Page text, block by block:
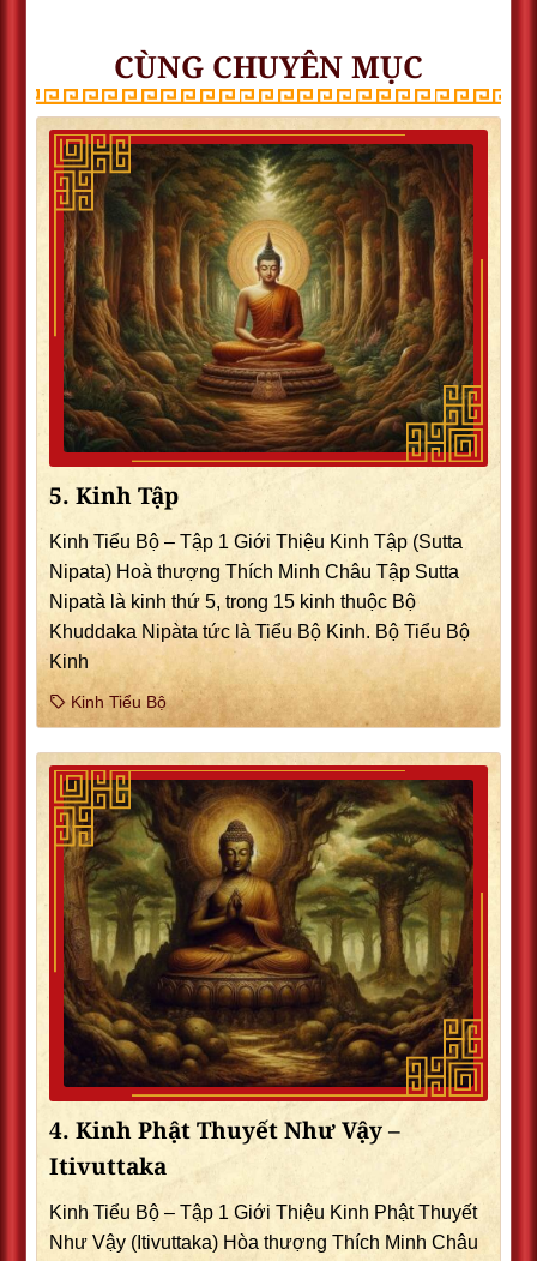
CÙNG CHUYÊN MỤC
5. Kinh Tập
Kinh Tiểu Bộ – Tập 1 Giới Thiệu Kinh Tập (Sutta
Nipata) Hoà thượng Thích Minh Châu Tập Sutta
Nipatà là kinh thứ 5, trong 15 kinh thuộc Bộ
Khuddaka Nipàta tức là Tiểu Bộ Kinh. Bộ Tiểu Bộ
Kinh
Kinh Tiểu Bộ
4. Kinh Phật Thuyết Như Vậy –
Itivuttaka
Kinh Tiểu Bộ – Tập 1 Giới Thiệu Kinh Phật Thuyết
Như Vậy (Itivuttaka) Hòa thượng Thích Minh Châu